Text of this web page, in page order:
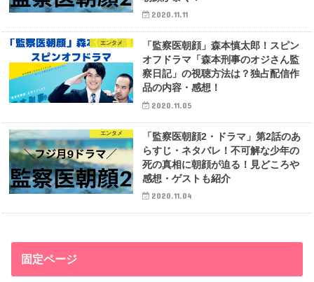
2020.11.11
エンタメ
「監察医朝顔」森本慎太郎！スピン
オフドラマ「森本刑事のオジさん監
察日記」の視聴方法は？独占配信作
品の内容・感想！
2020.11.05
エンタメ
「監察医朝顔2・ドラマ」第2話のあ
らすじ・ネタバレ！不可解な少年の
死の真相に朝顔が迫る！見どころや
感想・ゲストも紹介
2020.11.04
固定ページ